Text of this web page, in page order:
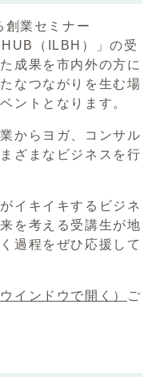
創業セミナー
（ILBH）」の受
成果を市内外の方に
なつながりを生む場
ントとなります。
からヨガ、コンサル
ざまなビジネスを行
イキイキするビジネ
を考える受講生が地
過程をぜひ応援して
ウインドウで開く）
ご